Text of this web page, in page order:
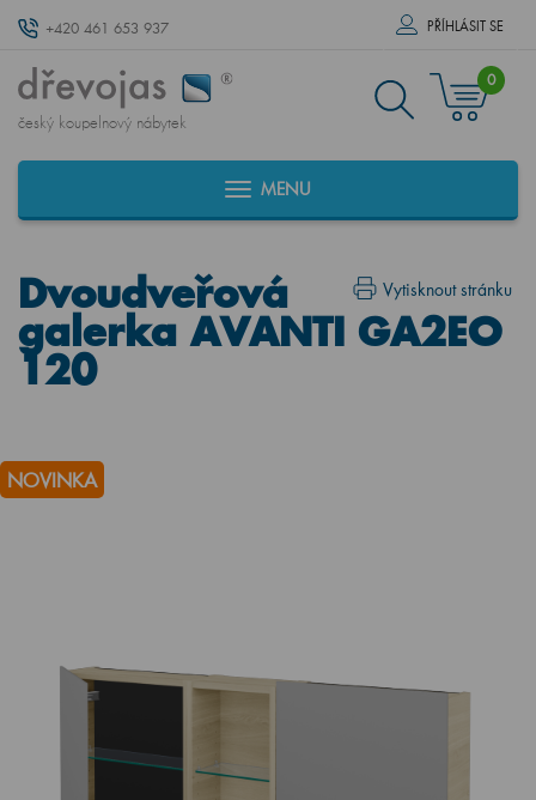
+420 461 653 937 PŘÍHLÁSIT SE
český koupelnový nábytek
0
MENU
Vytisknout stránku
Dvoudveřová
galerka AVANTI GA2EO
120
NOVINKA